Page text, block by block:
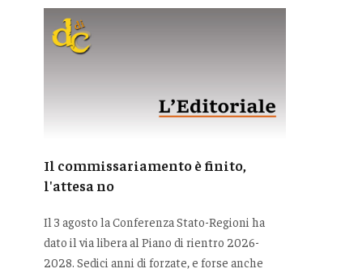
Il commissariamento è finito,
l'attesa no
Il 3 agosto la Conferenza Stato-Regioni ha
dato il via libera al Piano di rientro 2026-
2028. Sedici anni di forzate, e forse anche